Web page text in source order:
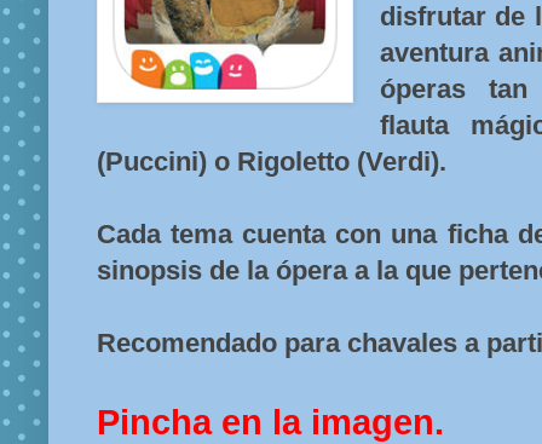
disfrutar de
aventura
óperas
flauta
(Puccini) o Rigoletto (Verdi).
Cada tema cuenta con una ficha
sinopsis de la ópera a la que
Recomendado para chavales a
Pincha en la imagen.